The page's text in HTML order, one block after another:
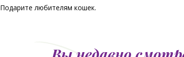
Подарите любителям кошек.